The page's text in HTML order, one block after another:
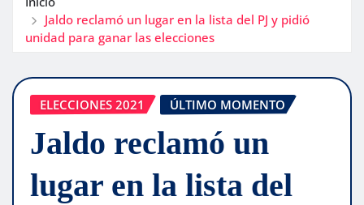
Jaldo reclamó un lugar en la lista del PJ y pidió
unidad para ganar las elecciones
ELECCIONES 2021 ÚLTIMO MOMENTO
Jaldo reclamó un
lugar en la lista del